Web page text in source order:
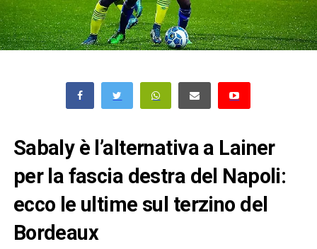
Sabaly è l’alternativa a Lainer
per la fascia destra del Napoli:
ecco le ultime sul terzino del
Bordeaux